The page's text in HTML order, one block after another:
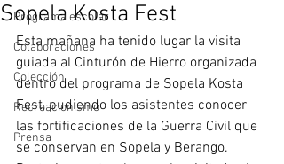
Programa escolar
Colaboraciones
Colección
Recreacionismo
Prensa
Sopela Kosta Fest
Esta mañana ha tenido lugar la visita
guiada al Cinturón de Hierro organizada
dentro del programa de Sopela Kosta
Fest, pudiendo los asistentes conocer
las fortificaciones de la Guerra Civil que
se conservan en Sopela y Berango.